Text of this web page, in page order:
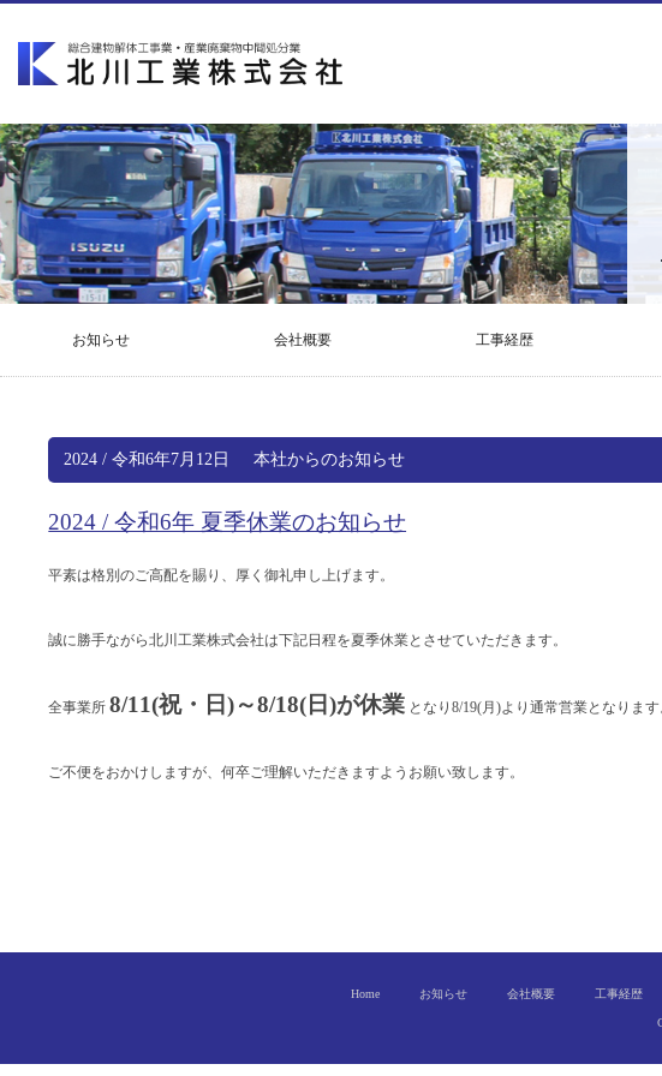
お知らせ 会社概要 工事経歴
2024 / 令和6年7月12日 本社からのお知らせ
2024 / 令和6年 夏季休業のお知らせ
平素は格別のご高配を賜り、厚く御礼申し上げます。
誠に勝手ながら北川工業株式会社は下記日程を夏季休業とさせていただきます。
全事業所8/11(祝・日)～8/18(日)が休業 となり8/19(月)より通常営業となります
ご不便をおかけしますが、何卒ご理解いただきますようお願い致します。
Home お知らせ 会社概要 工事経歴